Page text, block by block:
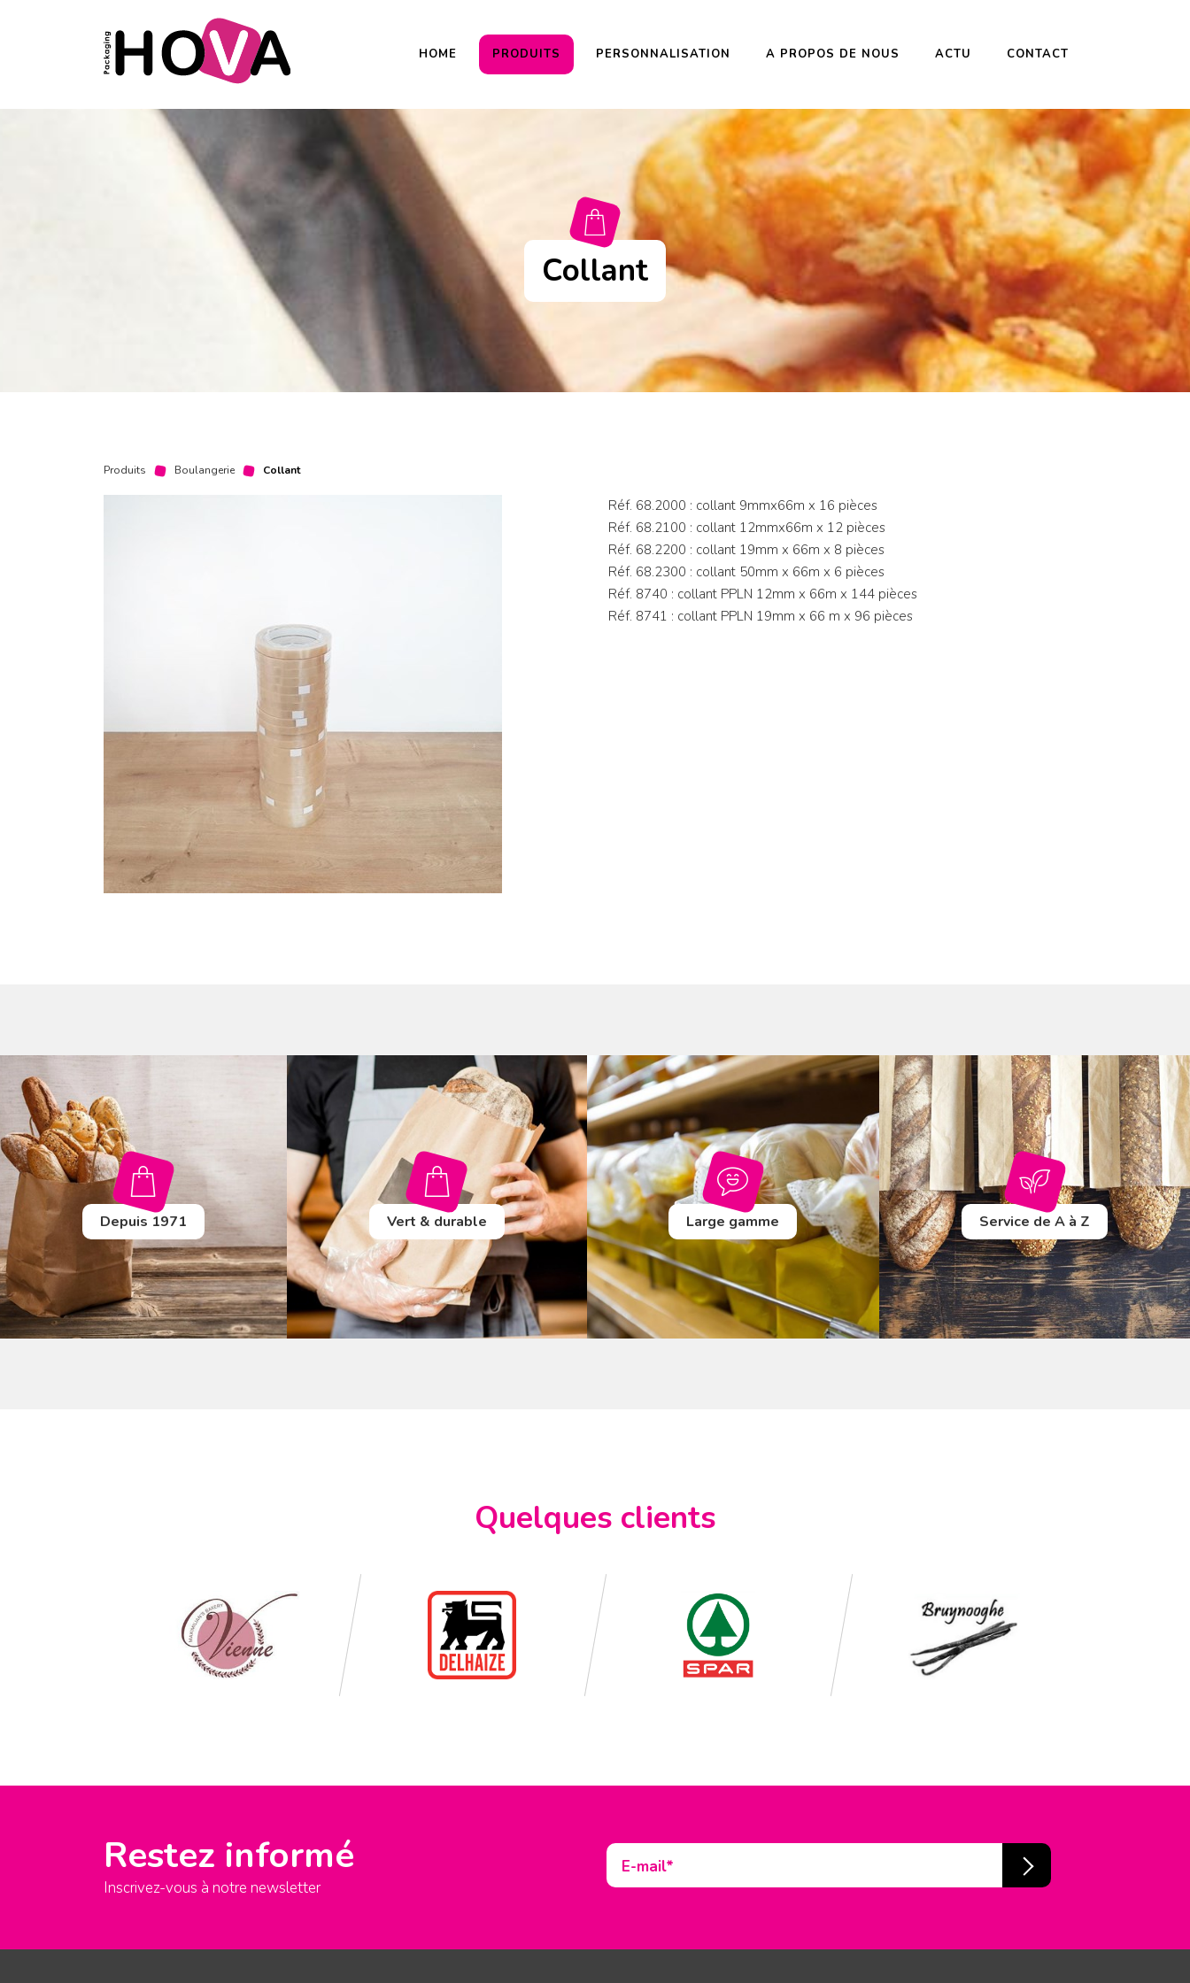
HOME PRODUITS PERSONNALISATION A PROPOS DE NOUS ACTU CONTACT
Collant
Produits Boulangerie Collant
Réf. 68.2000 : collant 9mmx66m x 16 pièces
Réf. 68.2100 : collant 12mmx66m x 12 pièces
Réf. 68.2200 : collant 19mm x 66m x 8 pièces
Réf. 68.2300 : collant 50mm x 66m x 6 pièces
Réf. 8740 : collant PPLN 12mm x 66m x 144 pièces
Réf. 8741 : collant PPLN 19mm x 66 m x 96 pièces
Depuis 1971 Vert & durable Large gamme Service de A à Z
Quelques clients
Restez informé
Inscrivez-vous à notre newsletter
E-mail*